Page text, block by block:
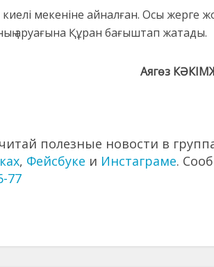
киелі мекеніне айналған. Осы жерге
аруағына Құран бағыштап жатады.
Аягөз
полезные новости в
, Фейсбуке и Инстаграме.
77